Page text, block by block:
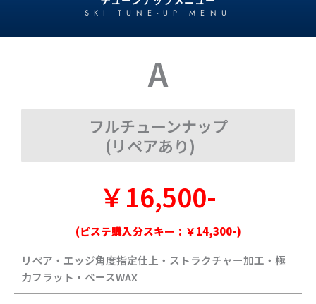
SKI TUNE-UP MENU
A
フルチューンナップ
(リペアあり)
￥16,500-
(ピステ購入分スキー：￥14,300-)
リペア・エッジ角度指定仕上・ストラクチャー加工・極
力フラット・ベースWAX